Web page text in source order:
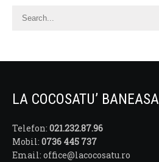
LA COCOSATU’ BANEASA
Telefon: 021.232.87.96
Mobil: 0736 445 737
Email: office@lacocosatu.ro